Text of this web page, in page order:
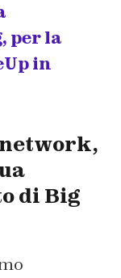
per la
in
network,
di Big